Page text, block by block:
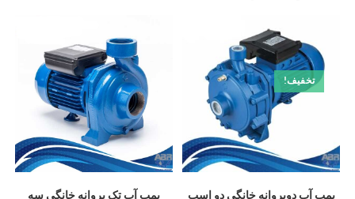
تخفیف!
پمپ آب دوپروانه خانگی دو اسب
پمپ آب تک پروانه خانگی سه